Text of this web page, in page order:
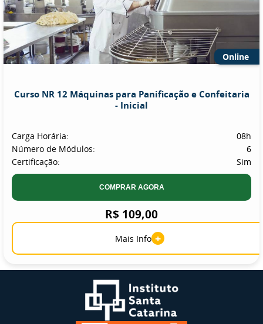
Online
Curso NR 12 Máquinas para Panificação e Confeitaria
- Inicial
Carga Horária:
08h
Número de Módulos:
6
Certificação:
Sim
COMPRAR AGORA
R$ 109,00
Mais Info +